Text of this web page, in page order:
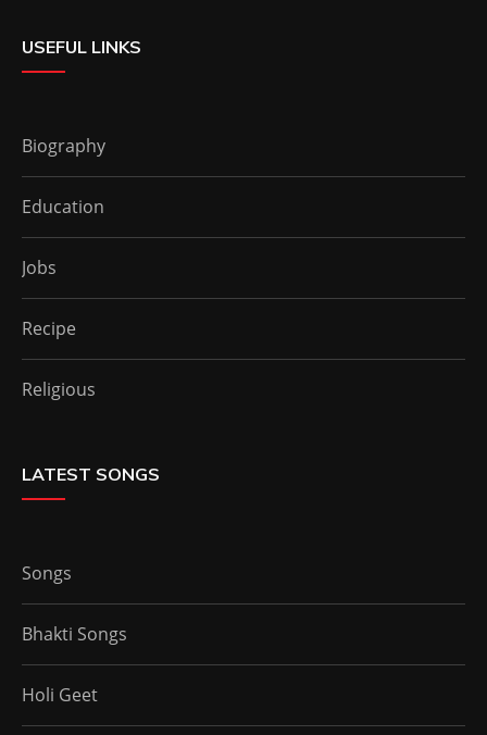
USEFUL LINKS
Biography
Education
Jobs
Recipe
Religious
LATEST SONGS
Songs
Bhakti Songs
Holi Geet